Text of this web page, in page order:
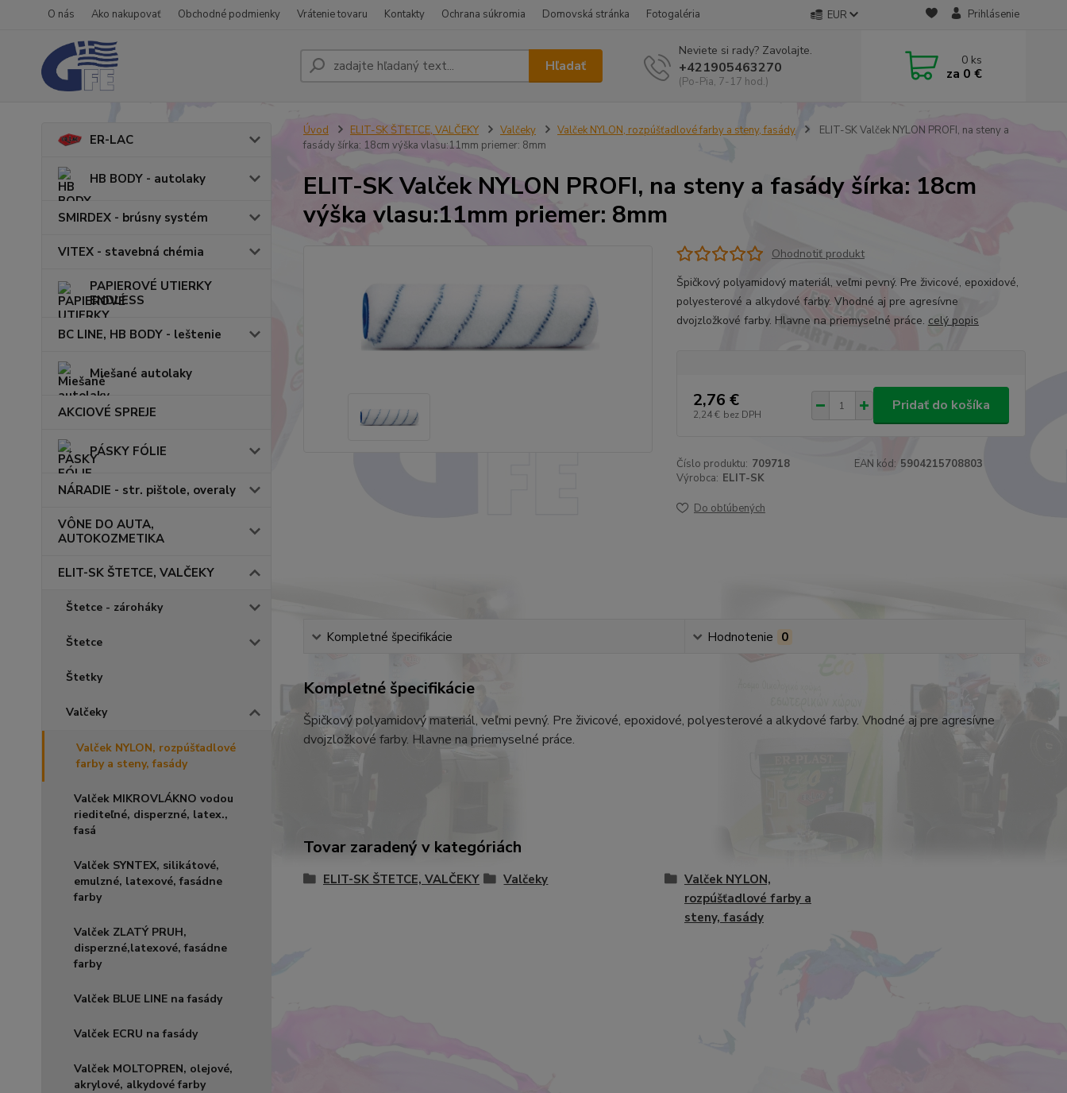
O nás Ako nakupovať Obchodné podmienky Vrátenie tovaru Kontakty Ochrana súkromia Domovská stránka Fotogaléria EUR Prihlásenie
Hľadať
Neviete si rady? Zavolajte.
+421905463270
(Po-Pia, 7-17 hod.)
0 ks
za 0 €
ER-LAC
HB BODY - autolaky
SMIRDEX - brúsny systém
VITEX - stavebná chémia
PAPIEROVÉ UTIERKY
ENDLESS
BC LINE, HB BODY - leštenie
Miešané autolaky
AKCIOVÉ SPREJE
PÁSKY FÓLIE
NÁRADIE - str. pištole, overaly
VÔNE DO AUTA,
AUTOKOZMETIKA
ELIT-SK ŠTETCE, VALČEKY
Štetce - zároháky
Štetce
Štetky
Valčeky
Valček NYLON, rozpúšťadlové
farby a steny, fasády
Valček MIKROVLÁKNO vodou
riediteľné, disperzné, latex.,
fasá
Valček SYNTEX, silikátové,
emulzné, latexové, fasádne
farby
Valček ZLATÝ PRUH,
disperzné,latexové, fasádne
farby
Valček BLUE LINE na fasády
Valček ECRU na fasády
Valček MOLTOPREN, olejové,
akrylové, alkydové farby
Úvod ELIT-SK ŠTETCE, VALČEKY Valčeky Valček NYLON, rozpúšťadlové farby a steny, fasády
ELIT-SK Valček NYLON PROFI, na steny a
fasády šírka: 18cm výška vlasu:11mm priemer: 8mm
ELIT-SK Valček NYLON PROFI, na steny a fasády šírka: 18cm
výška vlasu:11mm priemer: 8mm
Ohodnotiť produkt
Špičkový polyamidový materiál, veľmi pevný. Pre živicové, epoxidové,
polyesterové a alkydové farby. Vhodné aj pre agresívne
dvojzložkové farby. Hlavne na priemyselné práce. celý popis
2,76 €
2,24 € bez DPH
Pridať do košíka
Číslo produktu: 709718 EAN kód: 5904215708803
Výrobca: ELIT-SK
Do obľúbených
Kompletné špecifikácie Hodnotenie 0
Kompletné špecifikácie
Špičkový polyamidový materiál, veľmi pevný. Pre živicové, epoxidové, polyesterové a alkydové farby. Vhodné aj pre agresívne
dvojzložkové farby. Hlavne na priemyselné práce.
Tovar zaradený v kategóriách
ELIT-SK ŠTETCE, VALČEKY Valčeky
Valček NYLON,
rozpúšťadlové farby a
steny, fasády